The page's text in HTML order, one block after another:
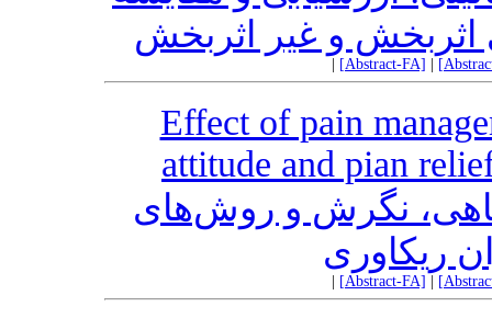
اثربخش و غیر اثربخش
[Abstract-FA]
Effect of pain
attitude and pian
نگرش و روش‌های
ریکاوری
[Abstract-FA]